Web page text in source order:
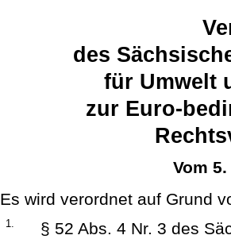
des
für Umwelt
zur Euro-
Vom
Es wird verordnet auf Grund
1.
§ 52 Abs. 4 Nr. 3 des